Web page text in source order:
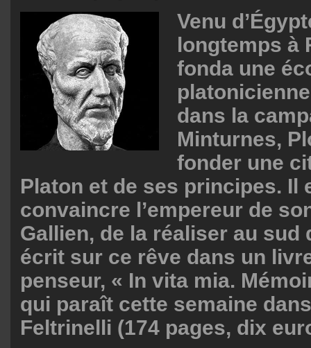
Venu
longtemps à
fonda une
dans la
Minturnes,
fonder une
Platon et de ses principes. Il
convaincre l’empereur de
Gallien, de la réaliser au sud
écrit sur ce rêve dans un
penseur, « In vita mia.
qui paraît cette semaine
Feltrinelli (174 pages, dix